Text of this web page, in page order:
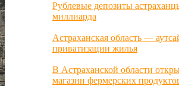
Рублевые депозиты
миллиарда
Астраханская область —
приватизации жилья
В Астраханской области
магазин фермерских